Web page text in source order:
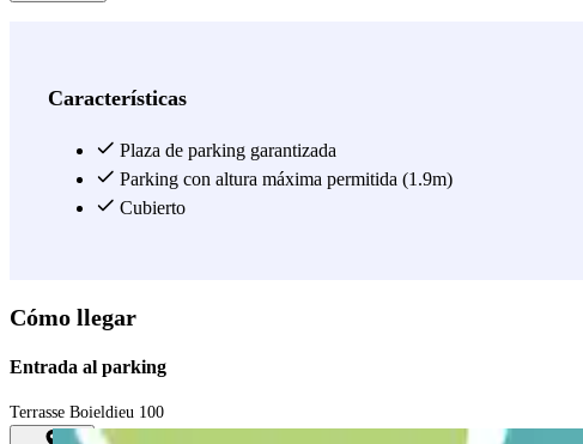
Características
Plaza de parking garantizada
Parking con altura máxima permitida (1.9m)
Cubierto
Cómo llegar
Entrada al parking
Terrasse Boieldieu 100